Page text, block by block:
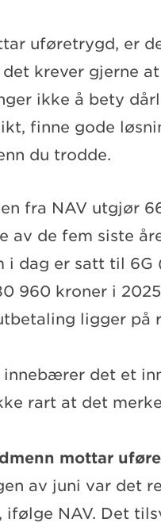
uføretrygd, er
krever gjerne
ikke å bety
finne gode
du trodde.
fra NAV utgjør
av de fem siste
i dag er satt til
960 kroner i
ligger på
innebærer det et
rart at det
mottar
av juni var det
ifølge NAV. Det